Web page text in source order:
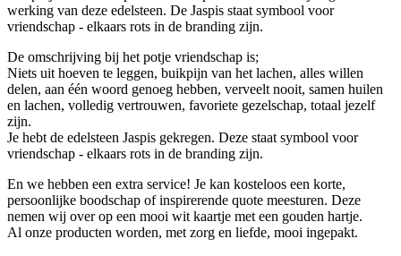
werking van deze edelsteen. De Jaspis staat symbool voor
vriendschap - elkaars rots in de branding zijn.
De omschrijving bij het potje vriendschap is;
Niets uit hoeven te leggen, buikpijn van het lachen, alles willen
delen, aan één woord genoeg hebben, verveelt nooit, samen huilen
en lachen, volledig vertrouwen, favoriete gezelschap, totaal jezelf
zijn.
Je hebt de edelsteen Jaspis gekregen. Deze staat symbool voor
vriendschap - elkaars rots in de branding zijn.
En we hebben een extra service! Je kan kosteloos een korte,
persoonlijke boodschap of inspirerende quote meesturen. Deze
nemen wij over op een mooi wit kaartje met een gouden hartje.
Al onze producten worden, met zorg en liefde, mooi ingepakt.